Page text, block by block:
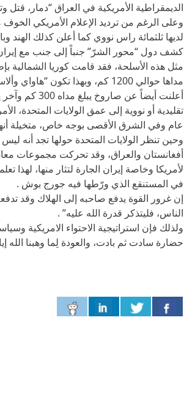
الديمقراطية الأمريكية في العراق “دمار، قتل
وعلى الرغم من ترديد الإعلام الأمريكي
لديها ثلثمائة راس نووي كما أعلن كذلك الهند
كشف دول “محور الشرّ” جنباً إلى جنب مع
مثل هذه الأسلحة، فقد قامت كوريا الشمالية
مداها حوالي 1200 كم، وبهذا
تقليدية أو نووية إلى عمق الولايات المتحدة،
عام وفي الشرق الأقصى بوجه خاص، متخيلة
وحين تنظر الولايات المتحدة حولها تجد أنه
أفغانستان والعراق، وقد تحركت مجموعات
لأمريكا وخاصة إيران الجارة لتثار منها،
في المستنقع الذي ورّطها فيه جورج بوش .
إن غرور القوة يدفع صاحبه إلى الهلاك وقد
الناس، فليتذكر قدرة الله عليه” .
ولذلك فإن استراتيجية الاحتواء الامريكية
حضارة سادت ثم بادت، والعودة لِما وهبنا الله